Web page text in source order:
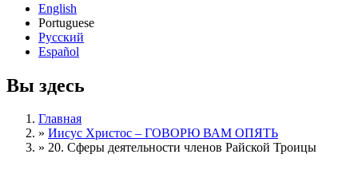
English
Portuguese
Русский
Español
Вы здесь
Главная
» Иисус Христос – ГОВОРЮ ВАМ ОПЯТЬ
» 20. Сферы деятельности членов Райской Троицы